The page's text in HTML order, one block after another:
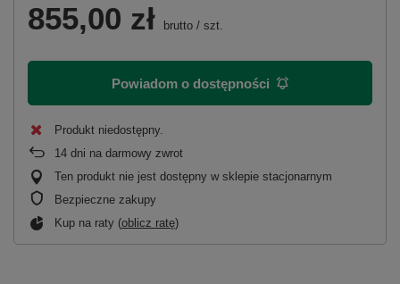
855,00 zł brutto / szt.
Powiadom o dostępności
Produkt niedostępny
14 dni na darmowy zwrot
Ten produkt nie jest dostępny w sklepie stacjonarnym
Bezpieczne zakupy
Kup na raty (oblicz ratę)